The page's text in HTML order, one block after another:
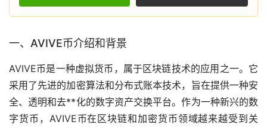
一、AVIVE币介绍和背景
AVIVE币是一种虚拟货币 ，属于区块链技术的应用之一。它
采用了先进的加密算法和分布式账本技术，旨在提供一种安
全、透明和去**化的数字资产交换平台。作为一种新兴的数
字货币 ，AVIVE币在区块链和加密货币领域越来越受到关